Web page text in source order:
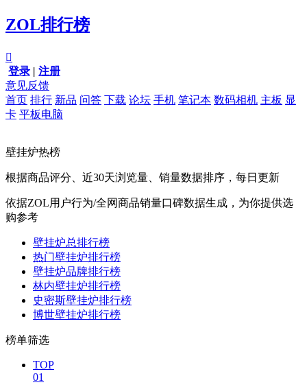
ZOL排行榜

登录 | 注册
意见反馈
首页 排行 新品 问答 下载 论坛 手机 笔记本 数码相机 主板 显
卡 平板电脑
壁挂炉热榜
根据商品评分、近30天浏览量、销量数据排序，每日更新
依据ZOL用户行为/全网商品销量口碑数据生成，为你提供选
购参考
壁挂炉总排行榜
热门壁挂炉排行榜
壁挂炉品牌排行榜
林内壁挂炉排行榜
史密斯壁挂炉排行榜
博世壁挂炉排行榜
榜单筛选
TOP
01